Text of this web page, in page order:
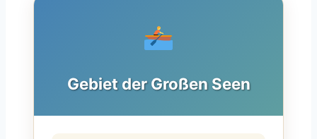
Gebiet der Großen Seen